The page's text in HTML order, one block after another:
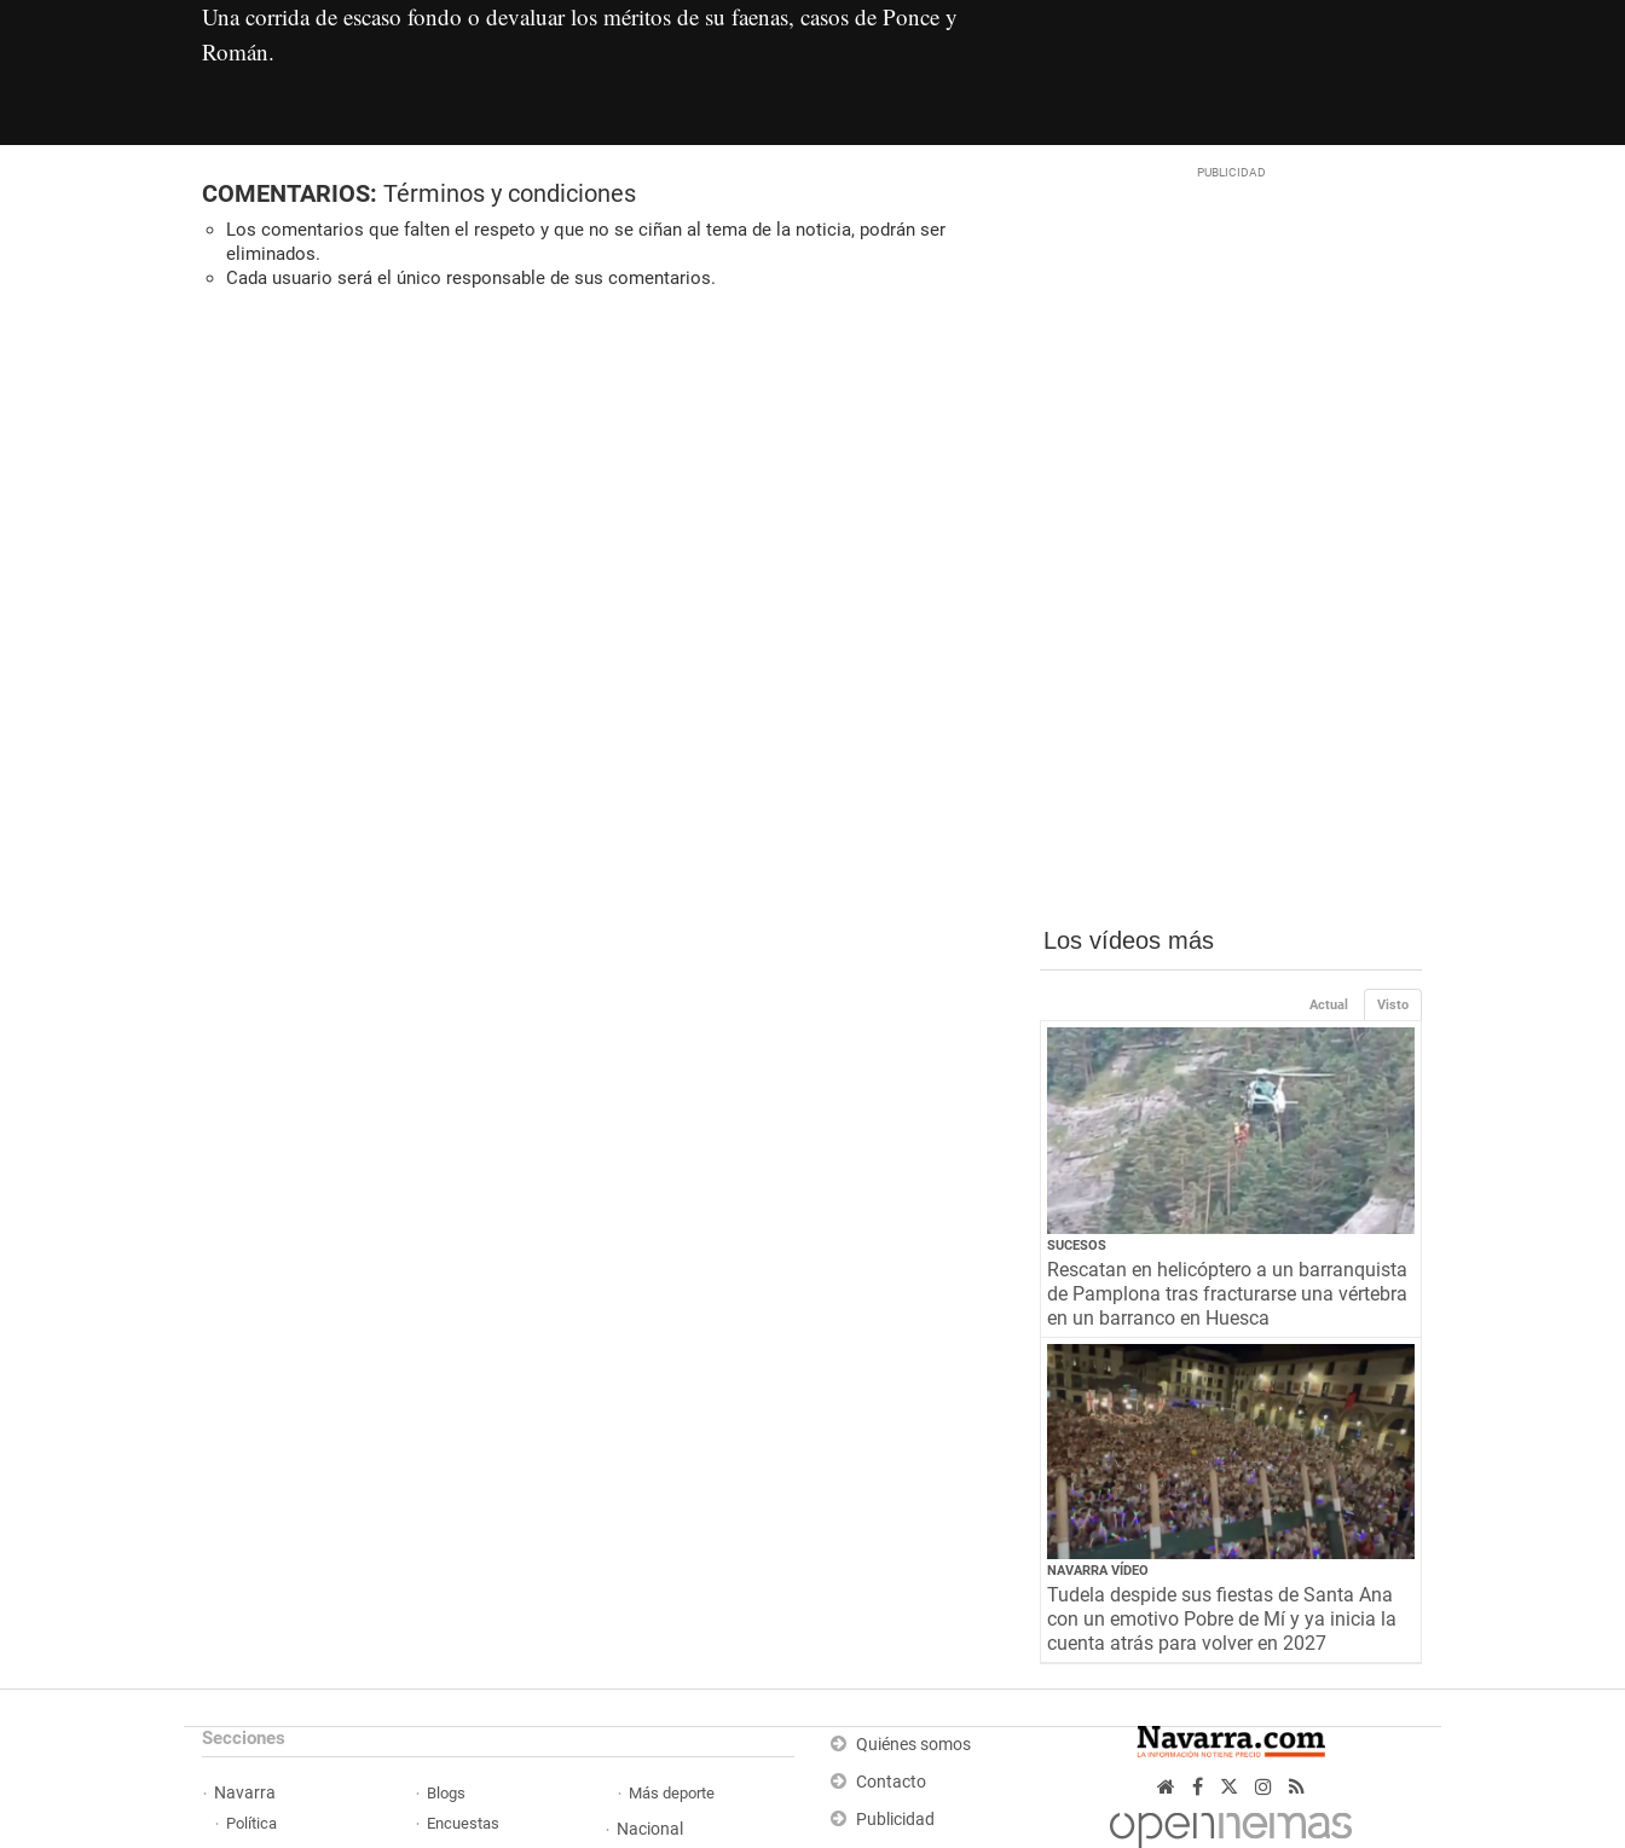
Una corrida de escaso fondo o devaluar los méritos de su faenas, casos de Ponce y
Román.
COMENTARIOS: Términos y condiciones
Los comentarios que falten el respeto y que no se ciñan al tema de la noticia, podrán ser
eliminados.
Cada usuario será el único responsable de sus comentarios.
Los vídeos más
Visto
Actual
SUCESOS
Rescatan en helicóptero a un barranquista
de Pamplona tras fracturarse una vértebra
en un barranco en Huesca
NAVARRA VÍDEO
Tudela despide sus fiestas de Santa Ana
con un emotivo Pobre de Mí y ya inicia la
cuenta atrás para volver en 2027
Secciones
Navarra
Política
Blogs
Encuestas
Más deporte
Nacional
Quiénes somos
Contacto
Publicidad